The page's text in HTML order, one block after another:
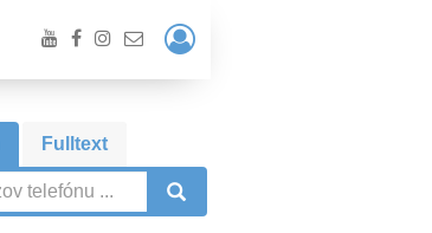
Prihlásiť
/
Registrácia
Fulltext